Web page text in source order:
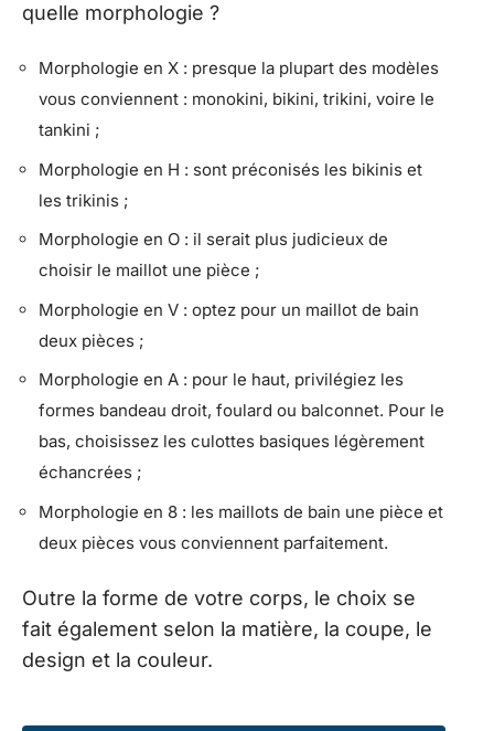
quelle morphologie ?
Morphologie en X : presque la plupart des modèles
vous conviennent : monokini, bikini, trikini, voire le
tankini ;
Morphologie en H : sont préconisés les bikinis et
les trikinis ;
Morphologie en O : il serait plus judicieux de
choisir le maillot une pièce ;
Morphologie en V : optez pour un maillot de bain
deux pièces ;
Morphologie en A : pour le haut, privilégiez les
formes bandeau droit, foulard ou balconnet. Pour le
bas, choisissez les culottes basiques légèrement
échancrées ;
Morphologie en 8 : les maillots de bain une pièce et
deux pièces vous conviennent parfaitement.
Outre la forme de votre corps, le choix se
fait également selon la matière, la coupe, le
design et la couleur.